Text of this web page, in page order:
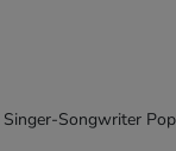
Songwriter